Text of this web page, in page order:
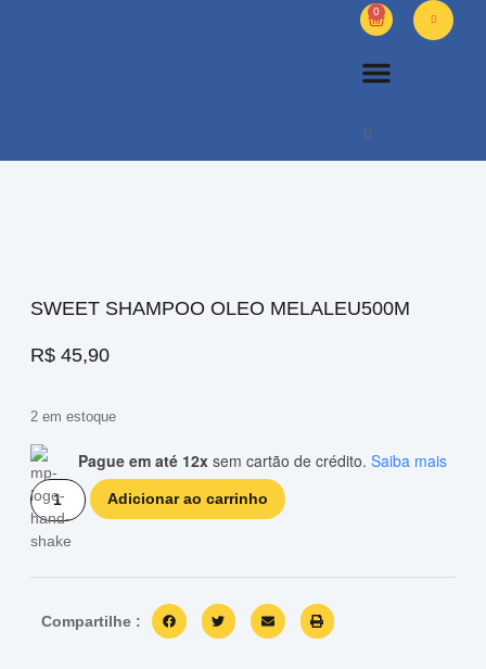
0
SWEET SHAMPOO OLEO MELALEU500M
R$ 45,90
2 em estoque
Pague em até 12x sem cartão de crédito. Saiba mais
Adicionar ao carrinho
Compartilhe :